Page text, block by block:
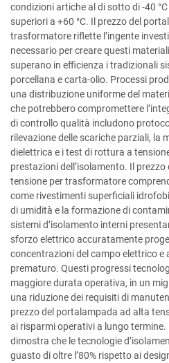
condizioni artiche al di sotto di -40
superiori a +60 °C. Il prezzo del
trasformatore riflette l’ingente
necessario per creare questi
superano in efficienza i tradizionali
porcellana e carta-olio. Processi
una distribuzione uniforme del
che potrebbero compromettere
di controllo qualità includono
rilevazione delle scariche parziali, la
dielettrica e i test di rottura a
prestazioni dell’isolamento. Il
tensione per trasformatore
come rivestimenti superficiali
di umidità e la formazione di
sistemi d’isolamento interni
sforzo elettrico accuratamente
concentrazioni del campo elettrico e
prematuro. Questi progressi
maggiore durata operativa, in un
una riduzione dei requisiti di
prezzo del portalampada ad alta
ai risparmi operativi a lungo termine.
dimostra che le tecnologie
guasto di oltre l’80% rispetto ai